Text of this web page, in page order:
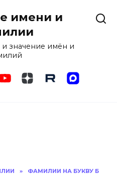
имени и
значение имён и
» ФАМИЛИИ НА БУКВУ Б